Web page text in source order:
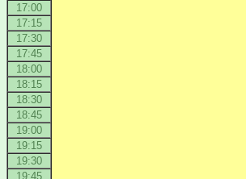
17:00
17:15
17:30
17:45
18:00
18:15
18:30
18:45
19:00
19:15
19:30
19:45